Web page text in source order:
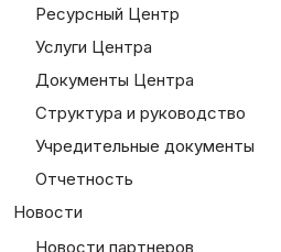
Ресурсный Центр
Услуги Центра
Документы Центра
Структура и руководство
Учредительные документы
Отчетность
Новости
Новости партнеров